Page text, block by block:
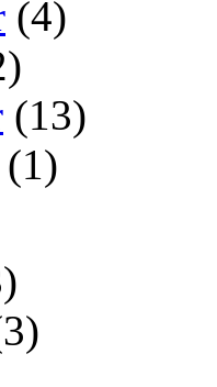
(4)
(13)
(1)